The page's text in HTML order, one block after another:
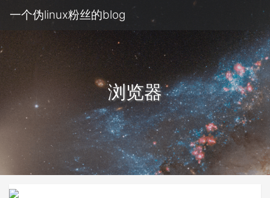
一个伪linux粉丝的blog
浏览器